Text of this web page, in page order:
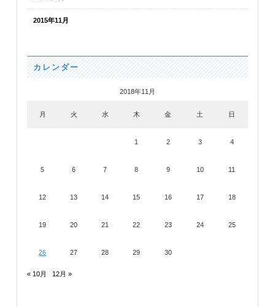
2015年11月
カレンダー
2018年11月
月 火 水 木 金 土 日
1 2 3 4
5 6 7 8 9 10 11
12 13 14 15 16 17 18
19 20 21 22 23 24 25
26 27 28 29 30
« 10月 12月 »